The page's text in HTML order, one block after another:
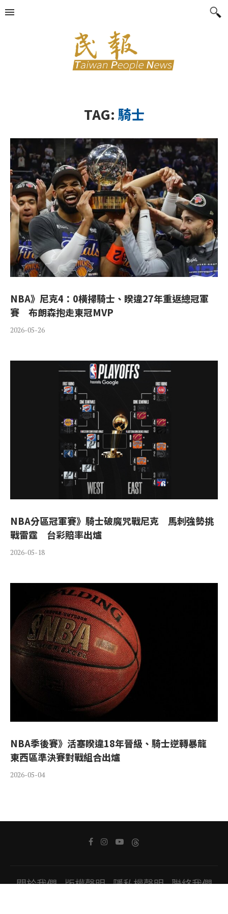
TAG: 騎士
NBA》尼克4：0橫掃騎士、睽違27年重返總冠軍
賽 布朗森抱走東冠MVP
2026-05-26
NBA分區冠軍賽》騎士破魔咒戰尼克 馬刺強勢挑
戰雷霆 台彩賠率出爐
2026-05-18
NBA季後賽》活塞睽違18年晉級、騎士逆轉暴龍
東西區準決賽對戰組合出爐
2026-05-04
關於我們 版權聲明 隱私權聲明 聯絡我們